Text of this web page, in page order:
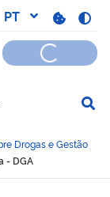
Drogas e Gestão
- DGA